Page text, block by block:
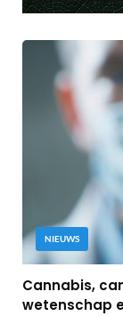
NIEUWS
Cannabis,
wetenschap